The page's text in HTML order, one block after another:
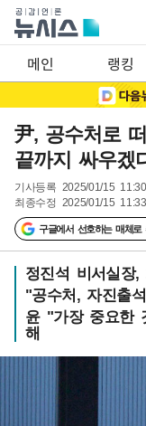
메인 랭킹
尹, 공수처로
끝까지 싸우겠
기사등록 2025/01/15
최종수정 2025/01/15
구글에서 선호하는 매체로
정진석 비서실장
"공수처, 자진출
윤 "가장 중요한
해